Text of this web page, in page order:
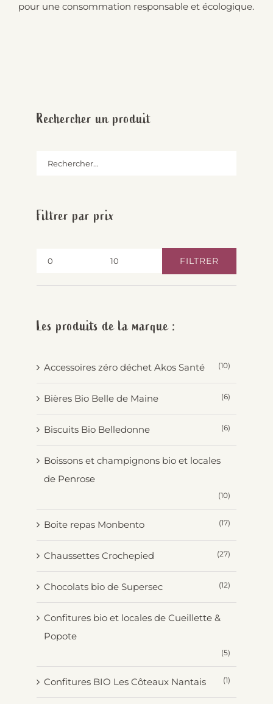
pour une consommation responsable et écologique.
Rechercher un produit
Filtrer par prix
min
max
FILTRER
Les produits de la marque :
Accessoires zéro déchet Akos Santé (10)
Bières Bio Belle de Maine (6)
Biscuits Bio Belledonne (6)
Boissons et champignons bio et locales
de Penrose
(10)
Boite repas Monbento (17)
Chaussettes Crochepied (27)
Chocolats bio de Supersec (12)
Confitures bio et locales de Cueillette &
Popote
(5)
Confitures BIO Les Côteaux Nantais (1)